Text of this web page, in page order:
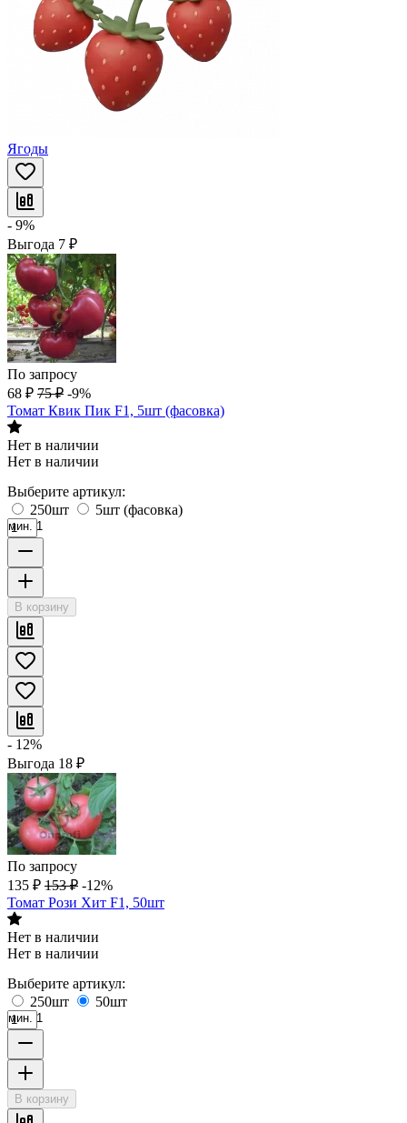
Ягоды
- 9%
Выгода 7 ₽
По запросу
68 ₽ 75 ₽ -9%
Томат Квик Пик F1, 5шт (фасовка)
Нет в наличии
Нет в наличии
Выберите артикул:
250шт
5шт (фасовка)
мин. 1
В корзину
- 12%
Выгода 18 ₽
По запросу
135 ₽ 153 ₽ -12%
Томат Рози Хит F1, 50шт
Нет в наличии
Нет в наличии
Выберите артикул:
250шт
50шт
мин. 1
В корзину